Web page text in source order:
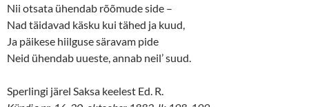
Nii otsata ühendab rõõmude side –
Nad täidavad käsku kui tähed ja kuud,
Ja päikese hiilguse säravam pide
Neid ühendab uueste, annab neil’ suud.
Sperlingi järel Saksa keelest Ed. R.